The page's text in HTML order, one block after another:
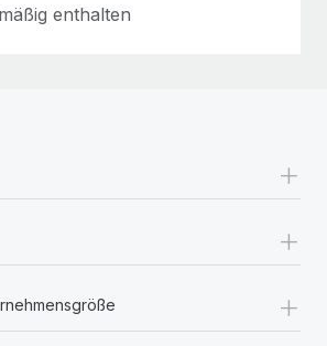
enthalten
+
+
+